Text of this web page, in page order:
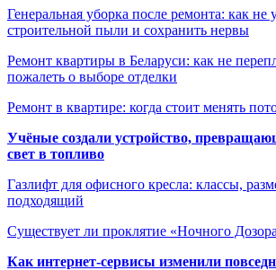
Генеральная уборка после ремонта: как не
строительной пыли и сохранить нервы
Ремонт квартиры в Беларуси: как не
пожалеть о выборе отделки
Ремонт в квартире: когда стоит менять
Учёные создали устройство,
свет в топливо
Газлифт для офисного кресла: классы,
подходящий
Существует ли проклятие «Ночного
Как интернет-сервисы изменили